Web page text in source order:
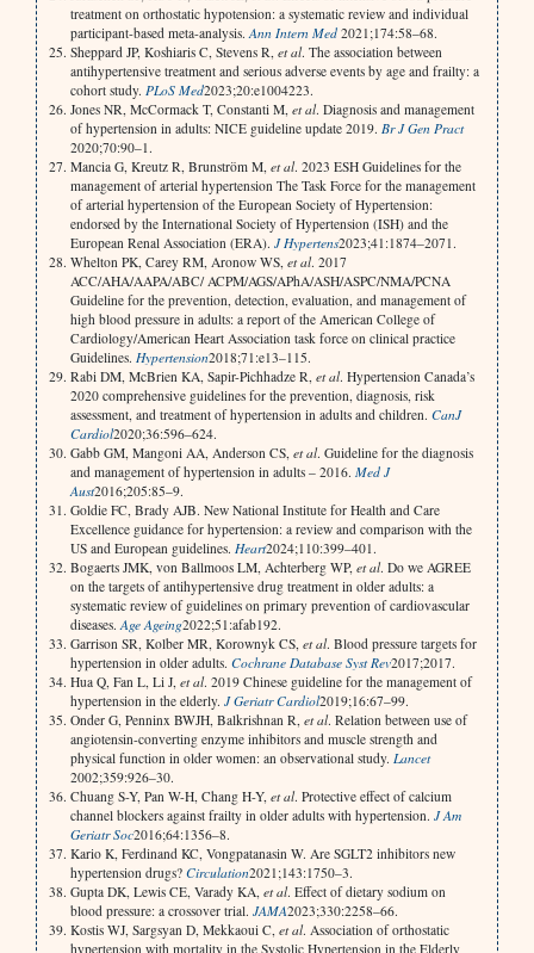
treatment on orthostatic hypotension: a systematic review and individual
participant-based meta-analysis. Ann Intern Med2021;174:58–68.
Sheppard JP, Koshiaris C, Stevens R, et al. The association between
antihypertensive treatment and serious adverse events by age and frailty: a
cohort study. PLoS Med2023;20:e1004223.
Jones NR, McCormack T, Constanti M, et al. Diagnosis and management
of hypertension in adults: NICE guideline update 2019. Br J Gen Pract
2020;70:90–1.
Mancia G, Kreutz R, Brunström M, et al. 2023 ESH Guidelines for the
management of arterial hypertension The Task Force for the management
of arterial hypertension of the European Society of Hypertension:
endorsed by the International Society of Hypertension (ISH) and the
European Renal Association (ERA). J Hypertens2023;41:1874–2071.
Whelton PK, Carey RM, Aronow WS, et al. 2017
ACC/AHA/AAPA/ABC/ ACPM/AGS/APhA/ASH/ASPC/NMA/PCNA
Guideline for the prevention, detection, evaluation, and management of
high blood pressure in adults: a report of the American College of
Cardiology/American Heart Association task force on clinical practice
Guidelines. Hypertension2018;71:e13–115.
Rabi DM, McBrien KA, Sapir-Pichhadze R, et al. Hypertension Canada’s
2020 comprehensive guidelines for the prevention, diagnosis, risk
assessment, and treatment of hypertension in adults and children. CanJ
Cardiol2020;36:596–624.
Gabb GM, Mangoni AA, Anderson CS, et al. Guideline for the diagnosis
and management of hypertension in adults – 2016. Med J
Aust2016;205:85–9.
Goldie FC, Brady AJB. New National Institute for Health and Care
Excellence guidance for hypertension: a review and comparison with the
US and European guidelines. Heart2024;110:399–401.
Bogaerts JMK, von Ballmoos LM, Achterberg WP, et al. Do we AGREE
on the targets of antihypertensive drug treatment in older adults: a
systematic review of guidelines on primary prevention of cardiovascular
diseases. Age Ageing2022;51:afab192.
Garrison SR, Kolber MR, Korownyk CS, et al. Blood pressure targets for
hypertension in older adults. Cochrane Database Syst Rev2017;2017.
Hua Q, Fan L, Li J, et al. 2019 Chinese guideline for the management of
hypertension in the elderly. J Geriatr Cardiol2019;16:67–99.
Onder G, Penninx BWJH, Balkrishnan R, et al. Relation between use of
angiotensin-converting enzyme inhibitors and muscle strength and
physical function in older women: an observational study. Lancet
2002;359:926–30.
Chuang S-Y, Pan W-H, Chang H-Y, et al. Protective effect of calcium
channel blockers against frailty in older adults with hypertension. J Am
Geriatr Soc2016;64:1356–8.
Kario K, Ferdinand KC, Vongpatanasin W. Are SGLT2 inhibitors new
hypertension drugs? Circulation2021;143:1750–3.
Gupta DK, Lewis CE, Varady KA, et al. Effect of dietary sodium on
blood pressure: a crossover trial. JAMA2023;330:2258–66.
Kostis WJ, Sargsyan D, Mekkaoui C, et al. Association of orthostatic
hypertension with mortality in the Systolic Hypertension in the Elderly